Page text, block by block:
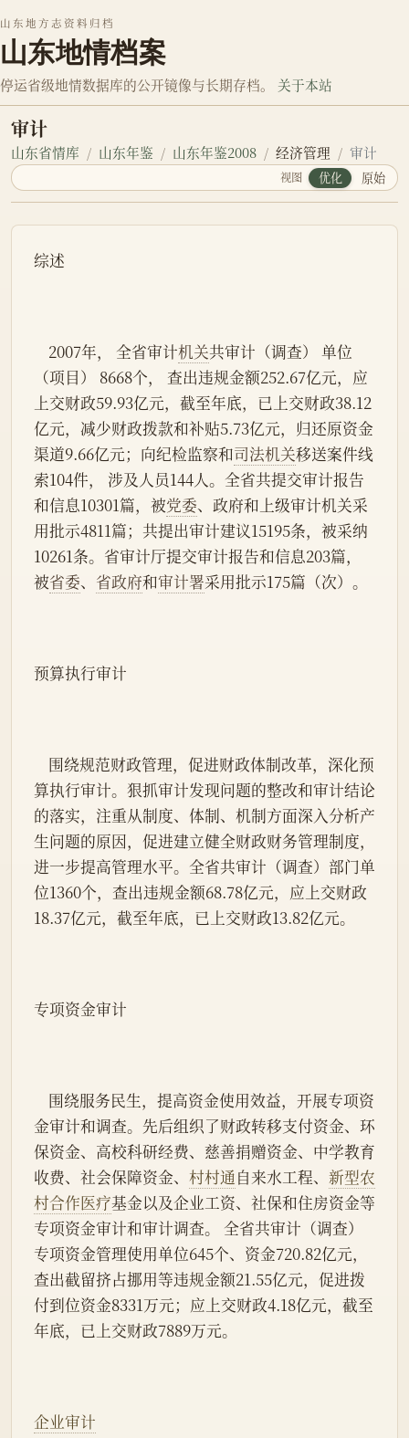
山东地方志资料归档
山东地情档案
停运省级地情数据库的公开镜像与长期存档。 关于本站
审计
山东省情库 山东年鉴 山东年鉴2008 经济管理 审计
视图 优化 原始
综述
    2007年， 全省审计
机关共审计（调查） 单位
（项目） 8668个， 查出违规金额252.67亿元，应
上交财政59.93亿元，截至年底，已上交财政38.12
亿元，减少财政拨款和补贴5.73亿元，归还原资金
渠道9.66亿元；向纪检监察和司法机关移送案件线
索104件， 涉及人员144人。全省共提交审计报告
和信息10301篇，被党委、政府和上级审计机关采
用批示4811篇；共提出审计建议15195条，被采纳
10261条。省审计厅提交审计报告和信息203篇，
被省委、 省政府和审计署采用批示175篇（次）。
预算执行审计
算执行审计。狠抓审计发现问题的整改和审计结论
的落实，注重从制度、体制、机制方面深入分析产
生问题的原因，促进建立健全财政财务管理制度，
进一步提高管理水平。全省共审计（调查）部门单
位1360个，查出违规金额68.78亿元，应上交财政
18.37亿元，截至年底，已上交财政13.82亿元。
专项资金审计
金审计和调查。先后组织了财政转移支付资金、环
保资金、高校科研经费、慈善捐赠资金、中学教育
收费、社会保障资金、 村村通自来水工程、 新型农
村合作医疗基金以及企业工资、社保和住房资金等
专项资金审计和审计调查。 全省共审计（调查）
专项资金管理使用单位645个、资金720.82亿元，
查出截留挤占挪用等违规金额21.55亿元，促进拨
付到位资金8331万元；应上交财政4.18亿元，截至
年底，已上交财政7889万元。
企业审计